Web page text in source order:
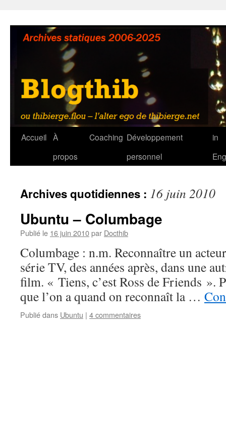
contenu
Accueil À
propos
Coaching Développement
personnel
in
Archives quotidiennes : 16 juin 2010
Ubuntu – Columbage
Publié le 16 juin 2010par Docthib
Columbage : n.m. Reconnaître un
série TV, des années après, dans une
film. « Tiens, c’est Ross de Friends ».
que l’on a quand on reconnaît la …
Publié dans Ubuntu | 4 commentaires